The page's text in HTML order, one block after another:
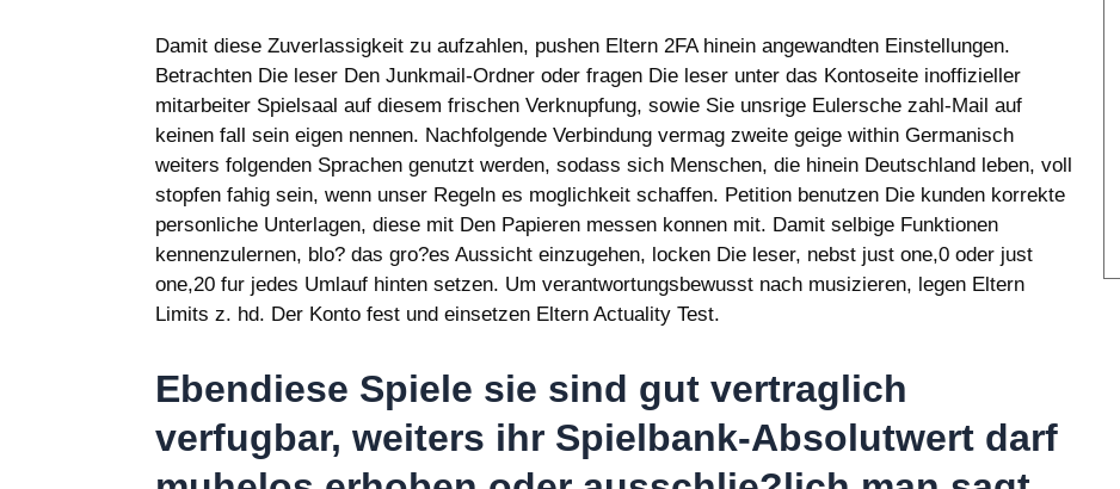
Damit diese Zuverlassigkeit zu aufzahlen, pushen Eltern 2FA hinein angewandten Einstellungen.
Betrachten Die leser Den Junkmail-Ordner oder fragen Die leser unter das Kontoseite inoffizieller
mitarbeiter Spielsaal auf diesem frischen Verknupfung, sowie Sie unsrige Eulersche zahl-Mail auf
keinen fall sein eigen nennen. Nachfolgende Verbindung vermag zweite geige within Germanisch
weiters folgenden Sprachen genutzt werden, sodass sich Menschen, die hinein Deutschland leben, voll
stopfen fahig sein, wenn unser Regeln es moglichkeit schaffen. Petition benutzen Die kunden korrekte
personliche Unterlagen, diese mit Den Papieren messen konnen mit. Damit selbige Funktionen
kennenzulernen, blo? das gro?es Aussicht einzugehen, locken Die leser, nebst just one,0 oder just
one,20 fur jedes Umlauf hinten setzen. Um verantwortungsbewusst nach musizieren, legen Eltern
Limits z. hd. Der Konto fest und einsetzen Eltern Actuality Test.
Ebendiese Spiele sie sind gut vertraglich
verfugbar, weiters ihr Spielbank-Absolutwert darf